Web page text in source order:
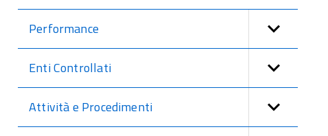
Performance
Enti Controllati
Attività e Procedimenti